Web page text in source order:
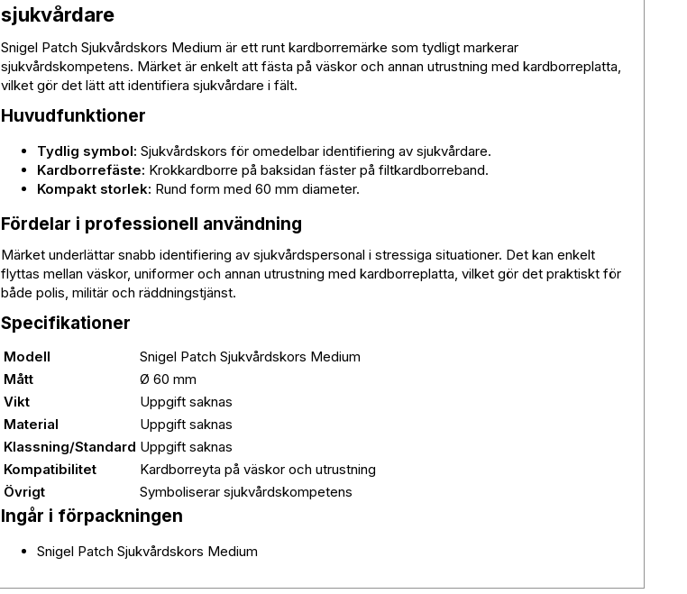
sjukvårdare
Snigel Patch Sjukvårdskors Medium är ett runt kardborremärke som tydligt markerar
sjukvårdskompetens. Märket är enkelt att fästa på väskor och annan utrustning med kardborreplatta,
vilket gör det lätt att identifiera sjukvårdare i fält.
Huvudfunktioner
Tydlig symbol: Sjukvårdskors för omedelbar identifiering av sjukvårdare.
Kardborrefäste: Krokkardborre på baksidan fäster på filtkardborreband.
Kompakt storlek: Rund form med 60 mm diameter.
Fördelar i professionell användning
Märket underlättar snabb identifiering av sjukvårdspersonal i stressiga situationer. Det kan enkelt
flyttas mellan väskor, uniformer och annan utrustning med kardborreplatta, vilket gör det praktiskt för
både polis, militär och räddningstjänst.
Specifikationer
Modell
Snigel Patch Sjukvårdskors Medium
Mått
Ø 60 mm
Vikt
Uppgift saknas
Material
Uppgift saknas
Klassning/Standard Uppgift saknas
Kompatibilitet
Kardborreyta på väskor och utrustning
Övrigt
Symboliserar sjukvårdskompetens
Ingår i förpackningen
Snigel Patch Sjukvårdskors Medium